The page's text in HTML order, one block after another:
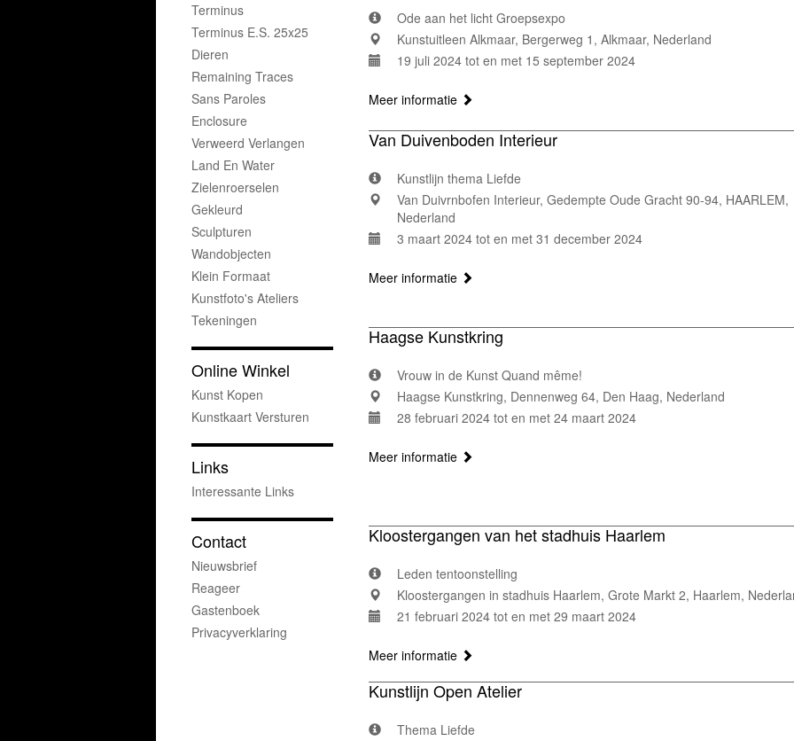
Ode aan het licht Groepsexpo
Kunstuitleen Alkmaar, Bergerweg 1, Alkmaar, Nederland
19 juli 2024 tot en met 15 september 2024
Meer informatie
Van Duivenboden Interieur
Kunstlijn thema Liefde
Van Duivrnbofen Interieur, Gedempte Oude Gracht 90-94, HAARLEM,
Nederland
3 maart 2024 tot en met 31 december 2024
Meer informatie
Haagse Kunstkring
Vrouw in de Kunst Quand même!
Haagse Kunstkring, Dennenweg 64, Den Haag, Nederland
28 februari 2024 tot en met 24 maart 2024
Meer informatie
Kloostergangen van het stadhuis Haarlem
Leden tentoonstelling
Kloostergangen in stadhuis Haarlem, Grote Markt 2, Haarlem,
21 februari 2024 tot en met 29 maart 2024
Meer informatie
Kunstlijn Open Atelier
Thema Liefde
Terminus
Terminus E.s. 25x25
Dieren
Remaining Traces
Sans Paroles
Enclosure
Verweerd Verlangen
Land En Water
Zielenroerselen
Gekleurd
Sculpturen
Wandobjecten
Klein Formaat
Kunstfoto's Ateliers
Tekeningen
Online Winkel
Kunst Kopen
Kunstkaart Versturen
Links
Interessante Links
Contact
Nieuwsbrief
Reageer
Gastenboek
Privacyverklaring